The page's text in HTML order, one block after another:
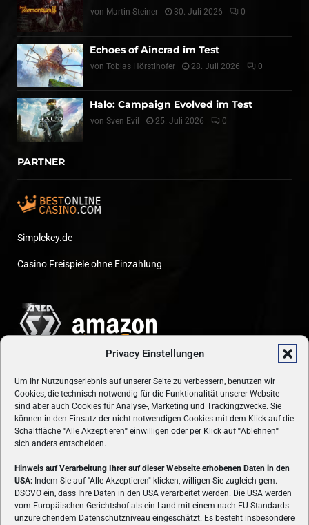
Privacy Einstellungen
Um Ihr Nutzungserlebnis auf unserer Seite zu verbessern, benutzen wir
Cookies, die technisch notwendig für die Funktionalität unserer Website
sind aber auch Cookies für Analyse-, Marketing und Trackingzwecke. Sie
können in den Einsatz der nicht notwendigen Cookies mit dem Klick auf die
Schaltfläche "Alle Akzeptieren" einwilligen oder per Klick auf"Ablehnen"
sich anders entscheiden.
Hinweis auf Verarbeitung Ihrer auf dieser Webseite erhobenen Daten in den
USA: Indem Sie auf "Alle Akzeptieren" klicken, willigen Sie zugleich gem.
DSGVO ein, dass Ihre Daten in den USA verarbeitet werden. Die USA werden
vom Europäischen Gerichtshof als ein Land mit einem nach EU-Standards
unzureichendem Datenschutzniveau eingeschätzt. Es besteht insbesondere
von Martin Steiner 30. Juli 2026 0
Echoes of Aincrad im Test
von Tobias Hörstlhofer 28. Juli 2026 0
Halo: Campaign Evolved im Test
von Sven Evil 25. Juli 2026 0
PARTNER
Simplekey.de
Casino Freispiele ohne Einzahlung
ÜBER UNS
VON GAMERN, FÜR GAMER! Gamers.at ist das älteste Online-